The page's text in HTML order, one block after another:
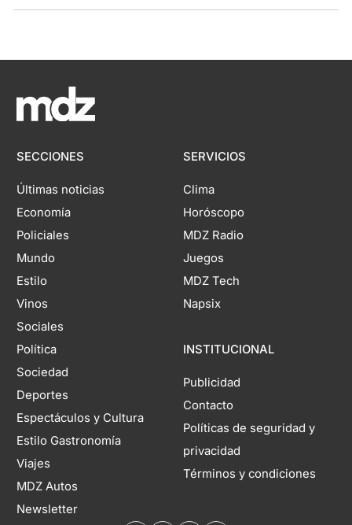
SECCIONES
Últimas noticias
Economía
Policiales
Mundo
Estilo
Vinos
Sociales
Política
Sociedad
Deportes
Espectáculos y Cultura
Estilo Gastronomía
Viajes
MDZ Autos
Newsletter
SERVICIOS
Clima
Horóscopo
MDZ Radio
Juegos
MDZ Tech
Napsix
INSTITUCIONAL
Publicidad
Contacto
Políticas de seguridad y
privacidad
Términos y condiciones